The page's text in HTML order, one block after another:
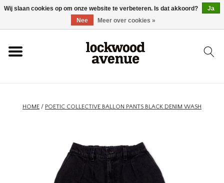
HOME
NIEUWHOME / POETIC COLLECTIVE BALLON PANTS BLACK DENIM WASH
Wij slaan cookies op om onze website te verbeteren. Is dat akkoord?
Ja
Nee
Meer over cookies »